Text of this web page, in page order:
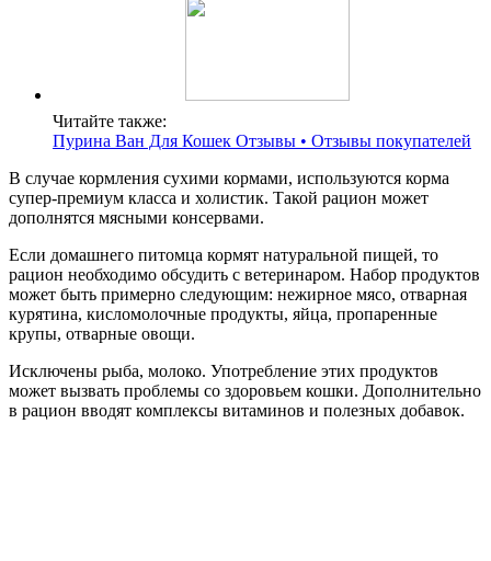
Читайте также:
Пурина Ван Для Кошек Отзывы • Отзывы покупателей
В случае кормления сухими кормами, используются корма
супер-премиум класса и холистик. Такой рацион может
дополнятся мясными консервами.
Если домашнего питомца кормят натуральной пищей, то
рацион необходимо обсудить с ветеринаром. Набор продуктов
может быть примерно следующим: нежирное мясо, отварная
курятина, кисломолочные продукты, яйца, пропаренные
крупы, отварные овощи.
Исключены рыба, молоко. Употребление этих продуктов
может вызвать проблемы со здоровьем кошки. Дополнительно
в рацион вводят комплексы витаминов и полезных добавок.